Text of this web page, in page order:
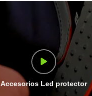
Accesorios Led protector